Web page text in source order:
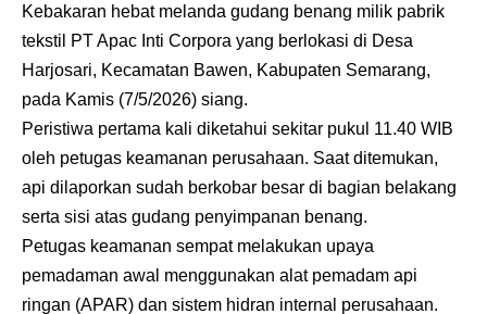
Kebakaran hebat melanda gudang benang milik pabrik
tekstil PT Apac Inti Corpora yang berlokasi di Desa
Harjosari, Kecamatan Bawen, Kabupaten Semarang,
pada Kamis (7/5/2026) siang.
Peristiwa pertama kali diketahui sekitar pukul 11.40 WIB
oleh petugas keamanan perusahaan. Saat ditemukan,
api dilaporkan sudah berkobar besar di bagian belakang
serta sisi atas gudang penyimpanan benang.
Petugas keamanan sempat melakukan upaya
pemadaman awal menggunakan alat pemadam api
ringan (APAR) dan sistem hidran internal perusahaan.